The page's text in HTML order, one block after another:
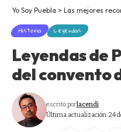
Yo Soy Puebla > Las mejores
Historia Leyendas
Leyendas de
del convento
Última actualización: 24
escrito porlacendi